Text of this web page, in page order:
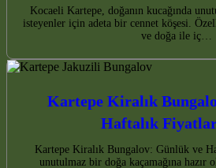
Kocaeli Kartepe, doğanın kucağında
isteyenler için adeta bir cennet köşesi.
ve doğa ile iç…
Kartepe Kiralık
Haftalık
Kartepe Kiralık Bungalov: Günlük ve
unutulmaz bir doğa kaçamağına hazır